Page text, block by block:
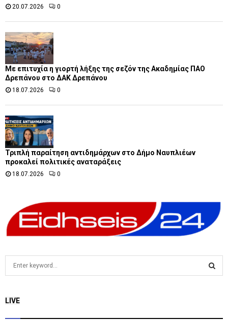
20.07.2026 0
Με επιτυχία η γιορτή λήξης της σεζόν της Ακαδημίας ΠΑΟ
Δρεπάνου στο ΔΑΚ Δρεπάνου
18.07.2026 0
Τριπλή παραίτηση αντιδημάρχων στο Δήμο Ναυπλιέων
προκαλεί πολιτικές αναταράξεις
18.07.2026 0
cLIVE